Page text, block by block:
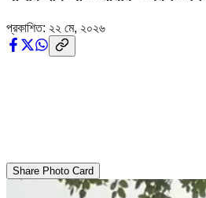
প্রকাশিত: ২২ মে, ২০২৬
Share Photo Card